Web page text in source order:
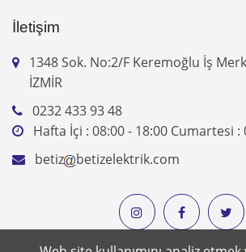
İletişim
1348 Sok. No:2/F Keremoğlu İş
İZMİR
0232 433 93 48
Hafta İçi : 08:00 - 18:00 Cumartesi :
betiz
betizelektrik.com